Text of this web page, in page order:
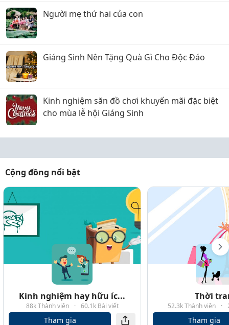
Người mẹ thứ hai của con
Giáng Sinh Nên Tặng Quà Gì Cho Độc Đáo
Kinh nghiệm săn đồ chơi khuyến mãi đặc biệt
cho mùa lễ hội Giáng Sinh
Cộng đồng nổi bật
Kinh nghiệm hay hữu íc...
88k Thành viên · 60.1k Bài viết
Tham gia
Thời
52.3k Thành viên ·
Tham gia